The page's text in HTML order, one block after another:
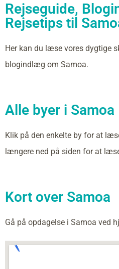
Rejseguide,
Rejsetips til
Her kan du læse vores dygtige
blogindlæg om Samoa.
Alle byer i Samoa
Klik på den enkelte by for at
længere ned på siden for at
Kort over Samoa
Gå på opdagelse i Samoa ved